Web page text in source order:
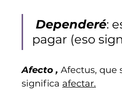
Dependeré:
pagar (eso
Afecto , Afectus, que
significa afectar.